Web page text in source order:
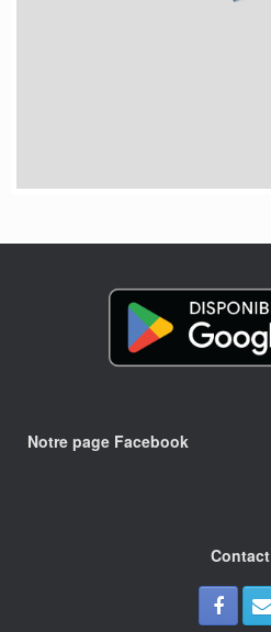
Notre page Facebook
Contact